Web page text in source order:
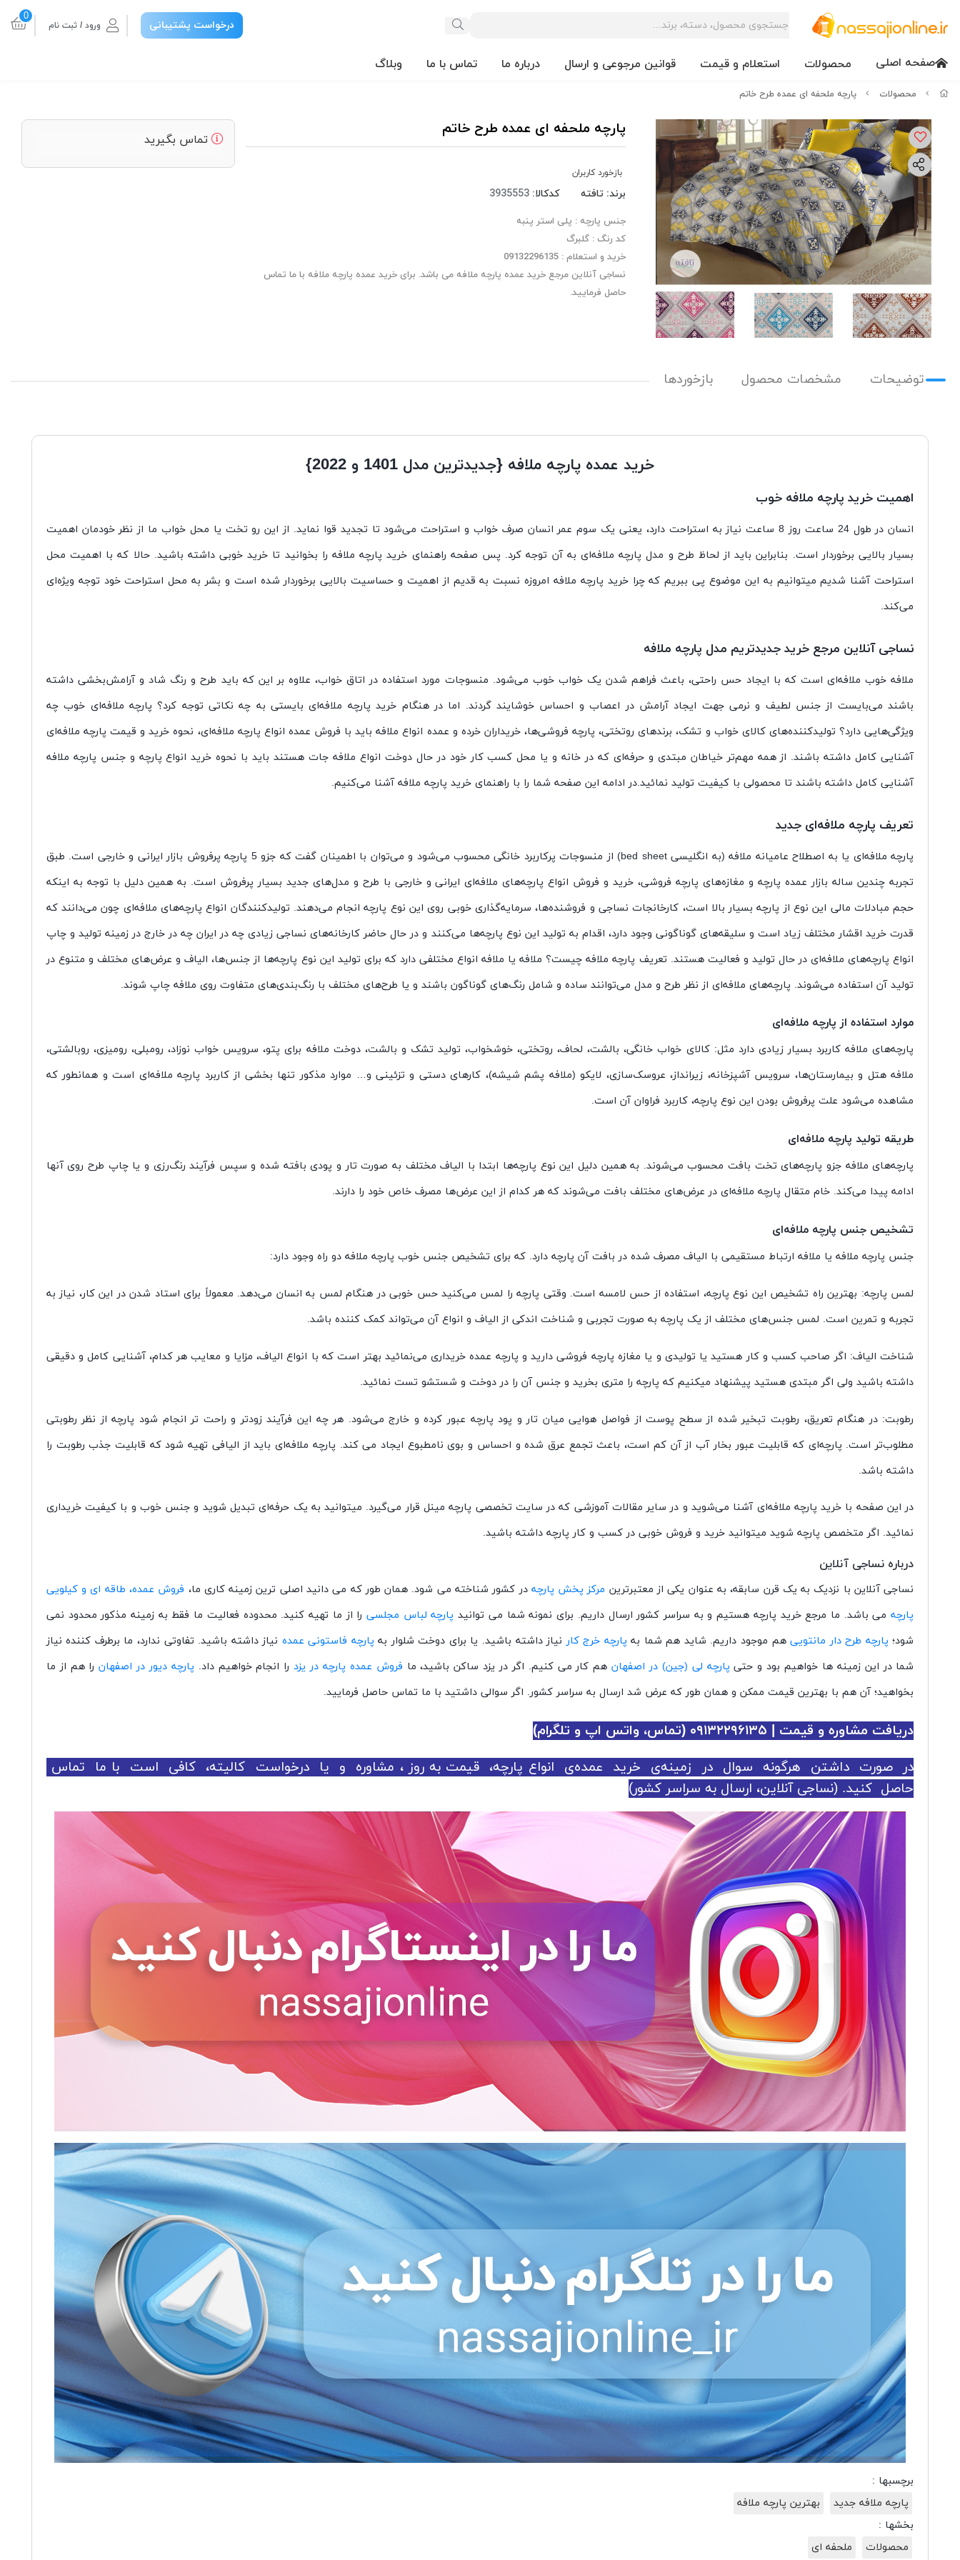
درخواست پشتیبانی ورود / ثبت نام
0
صفحه اصلی محصولات استعلام و قیمت قوانین مرجوعی و ارسال درباره ما تماس با ما وبلاگ
محصولات پارچه ملحفه ای عمده طرح خاتم
پارچه ملحفه ای عمده طرح خاتم
بازخورد کاربران
برند: تافته کدکالا:
جنس پارچه : پلی استر پنبه
کد رنگ : گلبرگ
خرید و استعلام : 09132296135
نساجی آنلاین مرجع خرید عمده پارچه ملافه می باشد. برای خرید عمده پارچه ملافه با ما تماس
حاصل فرمایید.
تماس بگیرید
توضیحات مشخصات محصول بازخوردها
خرید عمده پارچه ملافه {جدیدترین مدل 1401 و 2022}
اهمیت خرید پارچه ملافه خوب
انسان در طول 24 ساعت روز 8 ساعت نیاز به استراحت دارد، یعنی یک سوم عمر انسان صرف خواب و استراحت می‌شود تا تجدید قوا نماید. از این رو تخت یا محل خواب ما از نظر خودمان اهمیت
بسیار بالایی برخوردار است. بنابراین باید از لحاظ طرح و مدل پارچه ملافه‌ای به آن توجه کرد. پس صفحه راهنمای خرید پارچه ملافه را بخوانید تا خرید خوبی داشته باشید. حالا که با اهمیت محل
استراحت آشنا شدیم میتوانیم به این موضوع پی ببریم که چرا خرید پارچه ملافه امروزه نسبت به قدیم از اهمیت و حساسیت بالایی برخوردار شده است و بشر به محل استراحت خود توجه ویژه‌ای
می‌کند.
نساجی آنلاین مرجع خرید جدیدتریم مدل پارچه ملافه
ملافه خوب ملافه‌ای است که با ایجاد حس راحتی، باعث فراهم شدن یک خواب خوب می‌شود. منسوجات مورد استفاده در اتاق خواب، علاوه بر این که باید طرح و رنگ شاد و آرامش‌بخشی داشته
باشند می‌بایست از جنس لطیف و نرمی جهت ایجاد آرامش در اعصاب و احساس خوشایند گردند. اما در هنگام خرید پارچه ملافه‌ای بایستی به چه نکاتی توجه کرد؟ پارچه ملافه‌ای خوب چه
ویژگی‌هایی دارد؟ تولیدکننده‌های کالای خواب و تشک، برندهای روتختی، پارچه فروشی‌ها، خریداران خرده و عمده انواع ملافه باید با فروش عمده انواع پارچه ملافه‌ای، نحوه خرید و قیمت پارچه ملافه‌ای
آشنایی کامل داشته باشند. از همه مهم‌تر خیاطان مبتدی و حرفه‌ای که در خانه و یا محل کسب کار خود در حال دوخت انواع ملافه جات هستند باید با نحوه خرید انواع پارچه و جنس پارچه ملافه
آشنایی کامل داشته باشند تا محصولی با کیفیت تولید نمائید.در ادامه این صفحه شما را با راهنمای خرید پارچه ملافه آشنا می‌کنیم.
تعریف پارچه ملافه‌ای جدید
پارچه ملافه‌ای یا به اصطلاح عامیانه ملافه (به انگلیسی bed sheet) از منسوجات پرکاربرد خانگی محسوب می‌شود و می‌توان با اطمینان گفت که جزو 5 پارچه پرفروش بازار ایرانی و خارجی است. طبق
تجربه چندین ساله بازار عمده پارچه و مغازه‌های پارچه فروشی، خرید و فروش انواع پارچه‌های ملافه‌ای ایرانی و خارجی با طرح و مدل‌های جدید بسیار پرفروش است. به همین دلیل با توجه به اینکه
حجم مبادلات مالی این نوع از پارچه بسیار بالا است، کارخانجات نساجی و فروشنده‌ها، سرمایه‌گذاری خوبی روی این نوع پارچه انجام می‌دهند. تولیدکنندگان انواع پارچه‌های ملافه‌ای چون می‌دانند که
قدرت خرید اقشار مختلف زیاد است و سلیقه‌های گوناگونی وجود دارد، اقدام به تولید این نوع پارچه‌ها می‌کنند و در حال حاضر کارخانه‌های نساجی زیادی چه در ایران چه در خارج در زمینه تولید و چاپ
انواع پارچه‌های ملافه‌ای در حال تولید و فعالیت هستند. تعریف پارچه ملافه چیست؟ ملافه یا ملافه انواع مختلفی دارد که برای تولید این نوع پارچه‌ها از جنس‌ها، الیاف و عرض‌های مختلف و متنوع در
تولید آن استفاده می‌شوند. پارچه‌های ملافه‌ای از نظر طرح و مدل می‌توانند ساده و شامل رنگ‌های گوناگون باشند و یا طرح‌های مختلف با رنگ‌بندی‌های متفاوت روی ملافه چاپ شوند.
موارد استفاده از پارچه ملافه‌ای
پارچه‌های ملافه کاربرد بسیار زیادی دارد مثل: کالای خواب خانگی، بالشت، لحاف، روتختی، خوشخواب، تولید تشک و بالشت، دوخت ملافه برای پتو، سرویس خواب نوزاد، رومبلی، رومیزی، روبالشتی،
ملافه هتل و بیمارستان‌ها، سرویس آشپزخانه، زیرانداز، عروسک‌سازی، لایکو (ملافه پشم شیشه)، کارهای دستی و تزئینی و… موارد مذکور تنها بخشی از کاربرد پارچه ملافه‌ای است و همانطور که
مشاهده می‌شود علت پرفروش بودن این نوع پارچه، کاربرد فراوان آن است.
طریقه تولید پارچه ملافه‌ای
پارچه‌های ملافه جزو پارچه‌های تخت بافت محسوب می‌شوند. به همین دلیل این نوع پارچه‌ها ابتدا با الیاف مختلف به صورت تار و پودی بافته شده و سپس فرآیند رنگ‌رزی و یا چاپ طرح روی آنها
ادامه پیدا می‌کند. خام متقال پارچه ملافه‌ای در عرض‌های مختلف بافت می‌شوند که هر کدام از این عرض‌ها مصرف خاص خود را دارند.
تشخیص جنس پارچه ملافه‌ای
جنس پارچه ملافه یا ملافه ارتباط مستقیمی با الیاف مصرف شده در بافت آن پارچه دارد. که برای تشخیص جنس خوب پارچه ملافه دو راه وجود دارد:
لمس پارچه: بهترین راه تشخیص این نوع پارچه، استفاده از حس لامسه است. وقتی پارچه را لمس می‌کنید حس خوبی در هنگام لمس به انسان می‌دهد. معمولاً برای استاد شدن در این کار، نیاز به
تجربه و تمرین است. لمس جنس‌های مختلف از یک پارچه به صورت تجربی و شناخت اندکی از الیاف و انواع آن می‌تواند کمک کننده باشد.
شناخت الیاف: اگر صاحب کسب و کار هستید یا تولیدی و یا مغازه پارچه فروشی دارید و پارچه عمده خریداری می‌نمائید بهتر است که با انواع الیاف، مزایا و معایب هر کدام، آشنایی کامل و دقیقی
داشته باشید ولی اگر مبتدی هستید پیشنهاد میکنیم که پارچه را متری بخرید و جنس آن را در دوخت و شستشو تست نمائید.
رطوبت: در هنگام تعریق، رطوبت تبخیر شده از سطح پوست از فواصل هوایی میان تار و پود پارچه عبور کرده و خارج می‌شود. هر چه این فرآیند زودتر و راحت تر انجام شود پارچه از نظر رطوبتی
مطلوب‌تر است. پارچه‌ای که قابلیت عبور بخار آب از آن کم است، باعث تجمع عرق شده و احساس و بوی نامطبوع ایجاد می کند. پارچه ملافه‌ای باید از الیافی تهیه شود که قابلیت جذب رطوبت را
داشته باشد.
در این صفحه با خرید پارچه ملافه‌ای آشنا می‌شوید و در سایر مقالات آموزشی که در سایت تخصصی پارچه مینل قرار می‌گیرد. میتوانید به یک حرفه‌ای تبدیل شوید و جنس خوب و با کیفیت خریداری
نمائید. اگر متخصص پارچه شوید میتوانید خرید و فروش خوبی در کسب و کار پارچه داشته باشید.
درباره نساجی آنلاین
نساجی آنلاین با نزدیک به یک قرن سابقه، به عنوان یکی از معتبرترین مرکز پخش پارچه در کشور شناخته می شود. همان طور که می دانید اصلی ترین زمینه کاری ما، فروش عمده، طاقه ای و کیلویی
پارچه می باشد. ما مرجع خرید پارچه هستیم و به سراسر کشور ارسال داریم. برای نمونه شما می توانید پارچه لباس مجلسی را از ما تهیه کنید. محدوده فعالیت ما فقط به زمینه مذکور محدود نمی
شود؛ پارچه طرح دار مانتویی هم موجود داریم. شاید هم شما به پارچه خرج کار نیاز داشته باشید. یا برای دوخت شلوار به پارچه فاستونی عمده نیاز داشته باشید. تفاوتی ندارد، ما برطرف کننده نیاز
شما در این زمینه ها خواهیم بود و حتی پارچه لی (جین) در اصفهان هم کار می کنیم. اگر در یزد ساکن باشید، ما فروش عمده پارچه در یزد را انجام خواهیم داد. پارچه دیور در اصفهان را هم از ما
بخواهید؛ آن هم با بهترین قیمت ممکن و همان طور که عرض شد ارسال به سراسر کشور. اگر سوالی داشتید با ما تماس حاصل فرمایید.
دریافت مشاوره و قیمت | ۰۹۱۳۲۲۹۶۱۳۵ (تماس، واتس اپ و تلگرام)
در صورت داشتن هرگونه سوال در زمینه‌ی خرید عمده‌ی انواع پارچه، قیمت به روز ، مشاوره و یا درخواست کالیته، کافی است با ما تماس
حاصل کنید. (نساجی آنلاین، ارسال به سراسر کشور)
برچسبها :
پارچه ملافه جدید
بهترین پارچه ملافه
بخشها :
محصولات
ملحفه ای